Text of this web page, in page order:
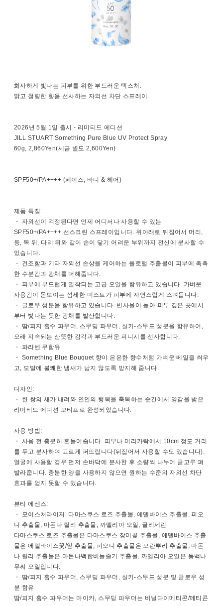
화사하게 빛나는 피부를 위한 부드러운 텍스처.
맑고 청량한 향을 선사하는 자외선 차단 스프레이.
2026년 5월 1일 출시 - 리미티드 에디션
JILL STUART Something Pure Blue UV Protect Spray
60g, 2,860Yen(세금 별도 2,600Yen)
SPF50+/PA++++ (페이스, 바디 & 헤어)
제품 특징:
・ 자외선이 걱정된다면 언제 어디서나 사용할 수 있는
SPF50+/PA++++ 선스크린 스프레이입니다. 위아래로 뒤집어서 머리,
등, 목 뒤, 다리 뒤와 같이 손이 닿기 어려운 부위까지 전신에 분사할 수
있습니다.
・ 건조함과 기타 자외선 손상을 케어하는 플로럴 추출물이 피부에 촉촉
한 수분감과 광채를 더해줍니다.
・ 피부에 부드럽게 밀착되는 고급 오일을 함유하고 있습니다. 가벼운
사용감이 돋보이는 섬세한 미스트가 피부에 자연스럽게 스며듭니다.
・ 글로우 성분을 함유하고 있습니다. 반사율이 높아 피부 깊은 곳에서
부터 빛나는 듯한 광채를 발산합니다.
・ 땀/피지 흡수 파우더, 스무딩 파우더, 실키-스무드 성분을 함유하여,
오래 지속되는 산뜻한 감각과 부드러운 피니시를 선사합니다.
・ 파라벤 무함유
・ Something Blue Bouquet 향이 은은한 향수처럼 가벼운 베일을 씌우
고, 모발에 불쾌한 냄새가 남지 않도록 방지해 줍니다.
디자인:
・ 한 쌍의 새가 내려와 연인의 행복을 축복하는 순간에서 영감을 받은
리미티드 에디션 모티프로 완성되었습니다.
사용 방법:
・ 사용 전 충분히 흔들어줍니다. 피부나 머리카락에서 10cm 정도 거리
를 두고 분사하여 고르게 퍼뜨립니다(뒤집어서 사용할 수도 있습니다).
얼굴에 사용할 경우 먼저 손바닥에 분사한 후 소량씩 나누어 골고루 펴
발라줍니다. 충분한 양을 사용하지 않으면 원하는 수준의 자외선 차단
효과를 얻지 못할 수 있습니다.
뷰티 에센스:
・ 모이스처라이저: 다마스쿠스 로즈 추출물, 에델바이스 추출물, 피오
니 추출물, 마돈나 릴리 추출물, 까멜리아 오일, 글리세린
다마스쿠스 로즈 추출물은 다마스쿠스 장미꽃 추출물, 에델바이스 추출
물은 에델바이스꽃/잎 추출물, 피오니 추출물은 모란뿌리 추출물, 마돈
나 릴리 추출물은 마돈나백합비늘줄기 추출물, 까멜리아 오일은 동백나
무씨 오일입니다.
・ 땀/피지 흡수 파우더, 스무딩 파우더, 실키-스무드 성분 및 글로우 성
분 함유
땀/피지 흡수 파우더는 마이카, 스무딩 파우더는 비닐다이메티콘/메티콘